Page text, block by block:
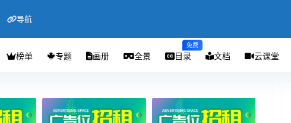
导航
榜单 专题 画册 全景 目录
免费
文档 云课堂